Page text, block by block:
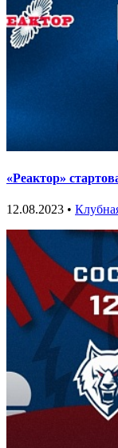
«Реактор»
12.08.2023 •